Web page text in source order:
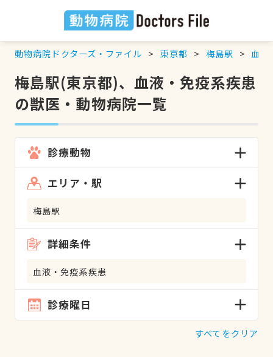
動物病院ドクターズ・ファイル 東京都 梅島駅 血液
梅島駅(東京都)、血液・免疫系疾患
の獣医・動物病院一覧
診療動物
エリア・駅
梅島駅
詳細条件
血液・免疫系疾患
診療曜日
すべてをクリア